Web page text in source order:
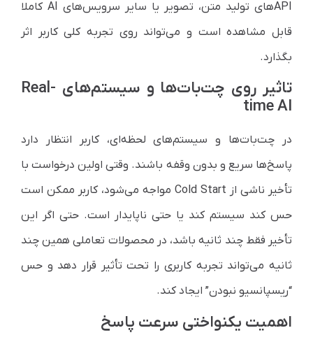
APIهای تولید متن، تصویر یا سایر سرویس‌های AI کاملا
قابل مشاهده است و می‌تواند روی تجربه کلی کاربر اثر
بگذارد.
تاثیر روی چت‌بات‌ها و سیستم‌های Real-
time AI
در چت‌بات‌ها و سیستم‌های لحظه‌ای، کاربر انتظار دارد
پاسخ‌ها سریع و بدون وقفه باشند. وقتی اولین درخواست با
تأخیر ناشی از Cold Start مواجه می‌شود، کاربر ممکن است
حس کند سیستم کند یا حتی ناپایدار است. حتی اگر این
تأخیر فقط چند ثانیه باشد، در محصولات تعاملی همین چند
ثانیه می‌تواند تجربه کاربری را تحت تأثیر قرار دهد و حس
“ریسپانسیو نبودن” ایجاد کند.
اهمیت یکنواختی سرعت پاسخ